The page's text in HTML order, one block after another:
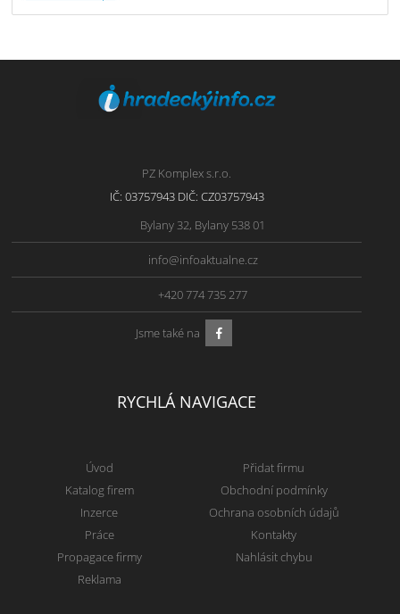
PZ Komplex s.r.o.
IČ: 03757943 DIČ: CZ03757943
Bylany 32, Bylany 538 01
info@infoaktualne.cz
+420 774 735 277
Jsme také na
RYCHLÁ NAVIGACE
Úvod
Katalog firem
Inzerce
Práce
Propagace firmy
Reklama
Přidat firmu
Obchodní podmínky
Ochrana osobních údajů
Kontakty
Nahlásit chybu